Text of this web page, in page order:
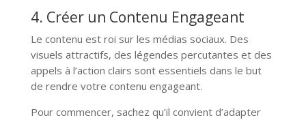
4. Créer un Contenu Engageant
Le contenu est roi sur les médias sociaux. Des
visuels attractifs, des légendes percutantes et des
appels à l’action clairs sont essentiels dans le but
de rendre votre contenu engageant.
Pour commencer, sachez qu’il convient d’adapter